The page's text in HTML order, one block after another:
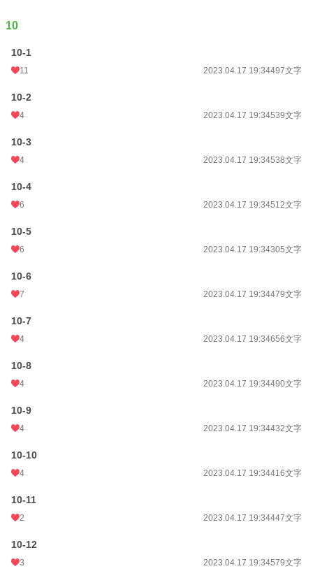
10
10-1
11 2023.04.17 19:34497文字
10-2
4 2023.04.17 19:34539文字
10-3
4 2023.04.17 19:34538文字
10-4
6 2023.04.17 19:34512文字
10-5
6 2023.04.17 19:34305文字
10-6
7 2023.04.17 19:34479文字
10-7
4 2023.04.17 19:34656文字
10-8
4 2023.04.17 19:34490文字
10-9
4 2023.04.17 19:34432文字
10-10
4 2023.04.17 19:34416文字
10-11
2 2023.04.17 19:34447文字
10-12
3 2023.04.17 19:34579文字